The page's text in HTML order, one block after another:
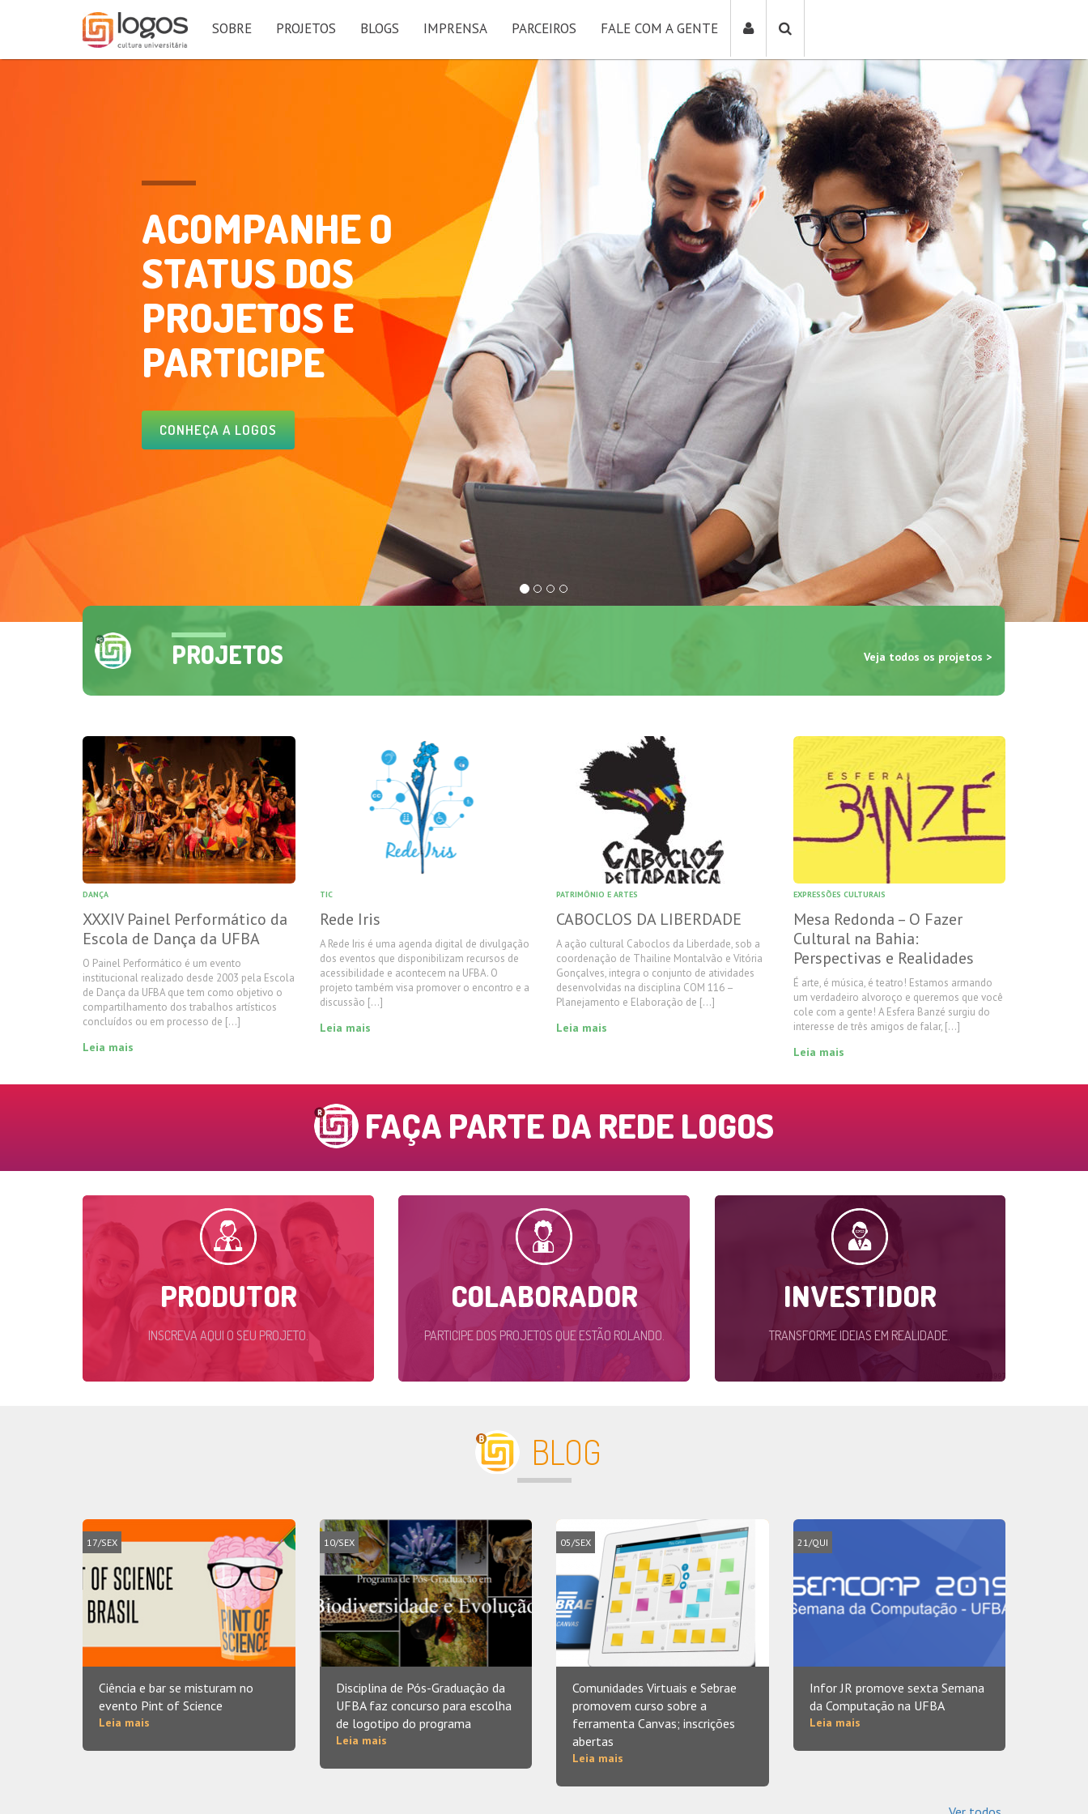
SOBRE PROJETOS BLOGS IMPRENSA PARCEIROS FALE COM A GENTE
CONHEÇA
PESSOAS E
COMPARTILHE
PROJETOS
CONHEÇA A LOGOS
PROJETOS Veja todos os projetos >
DANÇA
XXXIV Painel Performático da
Escola de Dança da UFBA
O Painel Performático é um evento
institucional realizado desde 2003 pela Escola
de Dança da UFBA que tem como objetivo o
compartilhamento dos trabalhos artísticos
concluídos ou em processo de […]
Leia mais
TIC
Rede Iris
A Rede Iris é uma agenda digital de divulgação
dos eventos que disponibilizam recursos de
acessibilidade e acontecem na UFBA. O
projeto também visa promover o encontro e a
discussão […]
Leia mais
PATRIMÔNIO E ARTES
CABOCLOS DA LIBERDADE
A ação cultural Caboclos da Liberdade, sob a
coordenação de Thailine Montalvão e Vitória
Gonçalves, integra o conjunto de atividades
desenvolvidas na disciplina COM 116 –
Planejamento e Elaboração de […]
Leia mais
EXPRESSÕES CULTURAIS
Mesa Redonda – O Fazer
Cultural na Bahia:
Perspectivas e Realidades
É arte, é música, é teatro! Estamos armando
um verdadeiro alvoroço e queremos que você
cole com a gente! A Esfera Banzé surgiu do
interesse de três amigos de falar, […]
Leia mais
FAÇA PARTE DA REDE LOGOS
PRODUTOR
INSCREVA AQUI O SEU PROJETO.
COLABORADOR
PARTICIPE DOS PROJETOS QUE ESTÃO ROLANDO.
INVESTIDOR
TRANSFORME IDEIAS EM REALIDADE.
BLOG
17/SEX
Ciência e bar se misturam no
evento Pint of Science
Leia mais
10/SEX
Disciplina de Pós-Graduação da
UFBA faz concurso para escolha
de logotipo do programa
Leia mais
05/SEX
Comunidades Virtuais e Sebrae
promovem curso sobre a
ferramenta Canvas; inscrições
abertas
Leia mais
21/QUI
Infor JR promove sexta Semana
da Computação na UFBA
Leia mais